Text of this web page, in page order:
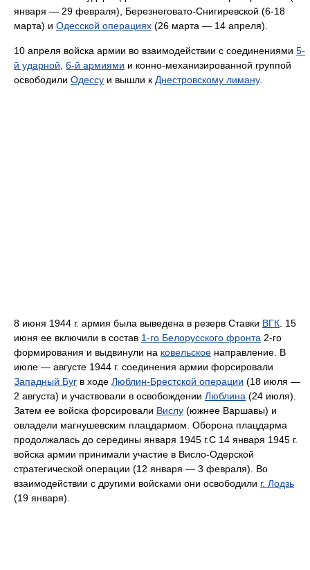
января — 29 февраля), Березнеговато-Снигиревской (6-18
марта) и Одесской операци­ях (26 марта — 14 апреля).
10 апреля вой­ска армии во взаимодействии с соеди­нениями 5-
й ударной 6-й армиями и конно-механизированной группой
освобо­дили Одессу и вышли к Днестровскому лиману.
8 июня 1944 г. армия была выведена в резерв Ставки ВГК . 15
июня ее вклю­чили в состав 1-го Белорусского фронта 2-го
формирования и выдвинули на ковельское направление. В
июле — августе 1944 г. соединения армии форсиро­вали
Западный Буг в ходе Люблин-Брест­ской операции (18 июля —
2 августа) и участвовали в освобождении Люблина (24 июля).
Затем ее войска форсирова­ли Вислу (южнее Варшавы) и
овладели магнушевским плацдармом. Оборона плацдарма
продолжалась до середины января 1945 г.С 14 января 1945 г.
войска армии при­нимали участие в Висло-Одерской
стратегической операции (12 января — 3 февраля). Во
взаимодействии с други­ми войсками они освободили г. Лодзь
(19 января).